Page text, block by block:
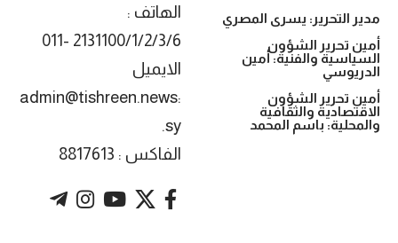
مدير التحرير: يسرى المصري
أمين تحرير الشؤون
السياسية والفنية: أمين
الدريوسي
أمين تحرير الشؤون
الاقتصادية والثقافية
والمحلية: باسم المحمد
الهاتف :
2131100/1/2/3/6 -011
الايميل
:admin@tishreen.news
.sy
الفاكس : 8817613